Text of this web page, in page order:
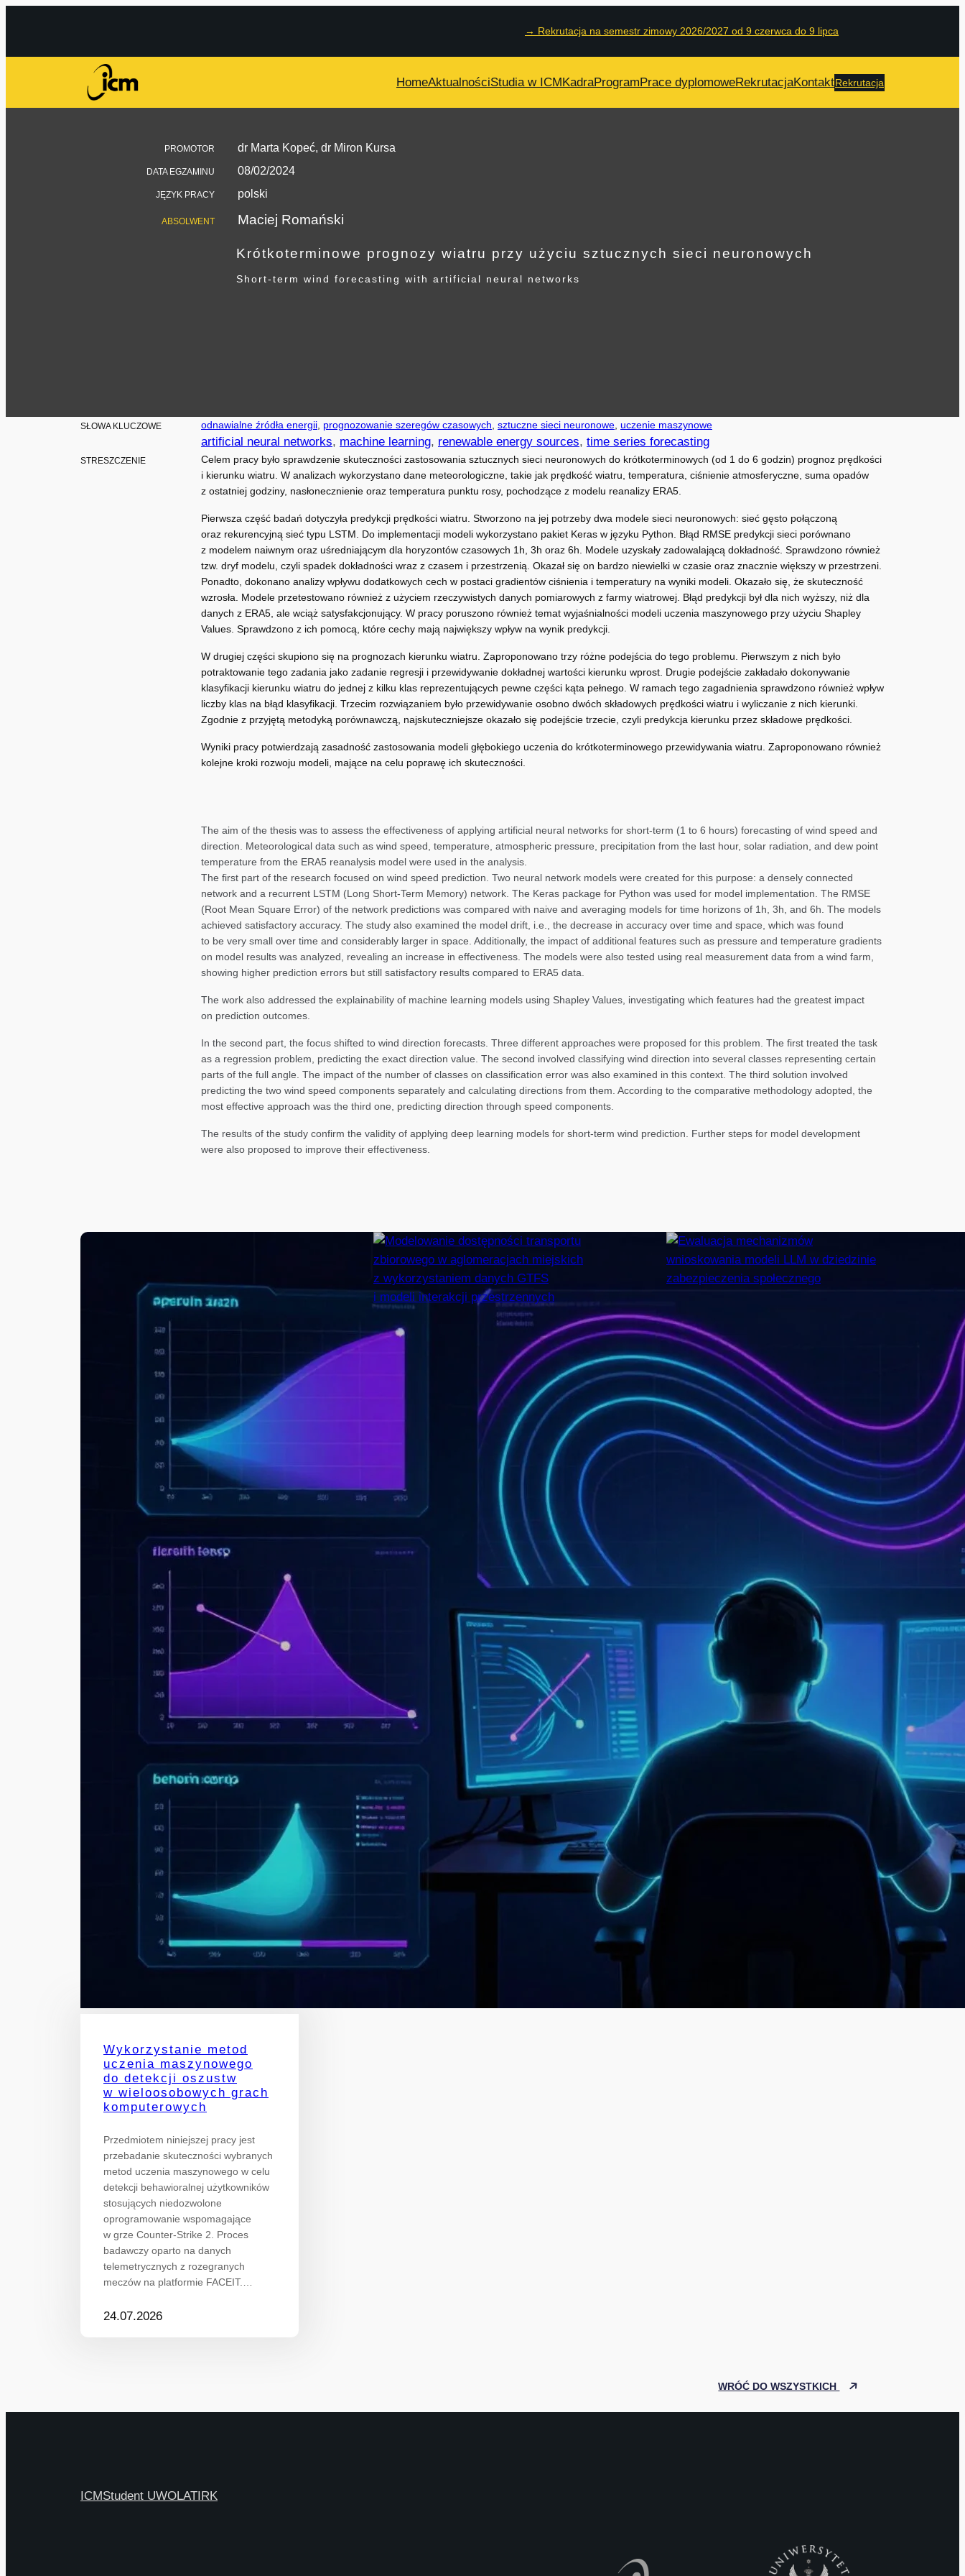
→ Rekrutacja na semestr zimowy 2026/2027 od 9 czerwca do 9 lipca
HomeAktualnościStudia w ICMKadraProgramPrace dyplomoweRekrutacjaKontaktRekrutacja
PROMOTOR dr Marta Kopeć, dr Miron Kursa
DATA EGZAMINU 08/02/2024
JĘZYK PRACY polski
ABSOLWENT Maciej Romański
Krótkoterminowe prognozy wiatru przy użyciu sztucznych sieci neuronowych
Short-term wind forecasting with artificial neural networks
SŁOWA KLUCZOWE odnawialne źródła energii, prognozowanie szeregów czasowych, sztuczne sieci neuronowe, uczenie maszynowe
artificial neural networks, machine learning, renewable energy sources, time series forecasting
STRESZCZENIE
Celem pracy było sprawdzenie skuteczności zastosowania sztucznych sieci neuronowych do krótkoterminowych (od 1 do 6 godzin) prognoz prędkości
i kierunku wiatru. W analizach wykorzystano dane meteorologiczne, takie jak prędkość wiatru, temperatura, ciśnienie atmosferyczne, suma opadów
z ostatniej godziny, nasłonecznienie oraz temperatura punktu rosy, pochodzące z modelu reanalizy ERA5.
Pierwsza część badań dotyczyła predykcji prędkości wiatru. Stworzono na jej potrzeby dwa modele sieci neuronowych: sieć gęsto połączoną
oraz rekurencyjną sieć typu LSTM. Do implementacji modeli wykorzystano pakiet Keras w języku Python. Błąd RMSE predykcji sieci porównano
z modelem naiwnym oraz uśredniającym dla horyzontów czasowych 1h, 3h oraz 6h. Modele uzyskały zadowalającą dokładność. Sprawdzono również
tzw. dryf modelu, czyli spadek dokładności wraz z czasem i przestrzenią. Okazał się on bardzo niewielki w czasie oraz znacznie większy w przestrzeni.
Ponadto, dokonano analizy wpływu dodatkowych cech w postaci gradientów ciśnienia i temperatury na wyniki modeli. Okazało się, że skuteczność
wzrosła. Modele przetestowano również z użyciem rzeczywistych danych pomiarowych z farmy wiatrowej. Błąd predykcji był dla nich wyższy, niż dla
danych z ERA5, ale wciąż satysfakcjonujący. W pracy poruszono również temat wyjaśnialności modeli uczenia maszynowego przy użyciu Shapley
Values. Sprawdzono z ich pomocą, które cechy mają największy wpływ na wynik predykcji.
W drugiej części skupiono się na prognozach kierunku wiatru. Zaproponowano trzy różne podejścia do tego problemu. Pierwszym z nich było
potraktowanie tego zadania jako zadanie regresji i przewidywanie dokładnej wartości kierunku wprost. Drugie podejście zakładało dokonywanie
klasyfikacji kierunku wiatru do jednej z kilku klas reprezentujących pewne części kąta pełnego. W ramach tego zagadnienia sprawdzono również wpływ
liczby klas na błąd klasyfikacji. Trzecim rozwiązaniem było przewidywanie osobno dwóch składowych prędkości wiatru i wyliczanie z nich kierunki.
Zgodnie z przyjętą metodyką porównawczą, najskuteczniejsze okazało się podejście trzecie, czyli predykcja kierunku przez składowe prędkości.
Wyniki pracy potwierdzają zasadność zastosowania modeli głębokiego uczenia do krótkoterminowego przewidywania wiatru. Zaproponowano również
kolejne kroki rozwoju modeli, mające na celu poprawę ich skuteczności.
The aim of the thesis was to assess the effectiveness of applying artificial neural networks for short-term (1 to 6 hours) forecasting of wind speed and
direction. Meteorological data such as wind speed, temperature, atmospheric pressure, precipitation from the last hour, solar radiation, and dew point
temperature from the ERA5 reanalysis model were used in the analysis.
The first part of the research focused on wind speed prediction. Two neural network models were created for this purpose: a densely connected
network and a recurrent LSTM (Long Short-Term Memory) network. The Keras package for Python was used for model implementation. The RMSE
(Root Mean Square Error) of the network predictions was compared with naive and averaging models for time horizons of 1h, 3h, and 6h. The models
achieved satisfactory accuracy. The study also examined the model drift, i.e., the decrease in accuracy over time and space, which was found
to be very small over time and considerably larger in space. Additionally, the impact of additional features such as pressure and temperature gradients
on model results was analyzed, revealing an increase in effectiveness. The models were also tested using real measurement data from a wind farm,
showing higher prediction errors but still satisfactory results compared to ERA5 data.
The work also addressed the explainability of machine learning models using Shapley Values, investigating which features had the greatest impact
on prediction outcomes.
In the second part, the focus shifted to wind direction forecasts. Three different approaches were proposed for this problem. The first treated the task
as a regression problem, predicting the exact direction value. The second involved classifying wind direction into several classes representing certain
parts of the full angle. The impact of the number of classes on classification error was also examined in this context. The third solution involved
predicting the two wind speed components separately and calculating directions from them. According to the comparative methodology adopted, the
most effective approach was the third one, predicting direction through speed components.
The results of the study confirm the validity of applying deep learning models for short-term wind prediction. Further steps for model development
were also proposed to improve their effectiveness.
Wykorzystanie metod
uczenia maszynowego
do detekcji oszustw
w wieloosobowych grach
komputerowych
Przedmiotem niniejszej pracy jest
przebadanie skuteczności wybranych
metod uczenia maszynowego w celu
detekcji behawioralnej użytkowników
stosujących niedozwolone
oprogramowanie wspomagające
w grze Counter-Strike 2. Proces
badawczy oparto na danych
telemetrycznych z rozegranych
meczów na platformie FACEIT.…
24.07.2026
Modelowanie dostępności
transportu zbiorowego
w aglomeracjach
z wykorzystaniem
danych GTFS i modeli
interakcji przestrzennych
Dostępność transportu zbiorowego
decyduje o tym, w jakim stopniu
mieszkańcy miast mogą rzeczywiście
korzystać z miejsc pracy, usług
i innych zasobów przestrzennych.
Sama obecność przystanków, linii lub
rozkładów jazdy nie wystarcza jednak
do oceny tej dostępności, ponieważ…
25.06.2026
Ewaluacja mechanizmów
wnioskowania modeli
LLM w dziedzinie
zabezpieczenia
społecznego
Praca ocenia empirycznie wpływ
trzech technik promptowania
na trafność klasyfikacji wniosków
o świadczenia społeczne
przez lokalne modele językowe
mierzoną miarą F1 macro. Są to few-
shot, Chain-of-Thought
oraz dostarczenie kryteriów
(8-12B parametrów)…
25.06.2026
WRÓĆ DO WSZYSTKICH
ICMStudent UWOLAT IRK